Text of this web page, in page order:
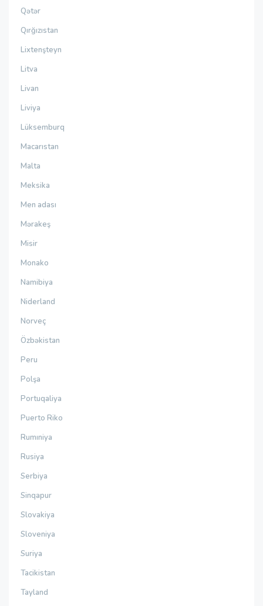
Qətər
Qırğızıstan
Lixtenşteyn
Litva
Livan
Liviya
Lüksemburq
Macarıstan
Malta
Meksika
Men adası
Mərakeş
Misir
Monako
Namibiya
Niderland
Norveç
Özbəkistan
Peru
Polşa
Portuqaliya
Puerto Riko
Rumıniya
Rusiya
Serbiya
Sinqapur
Slovakiya
Sloveniya
Suriya
Tacikistan
Tayland